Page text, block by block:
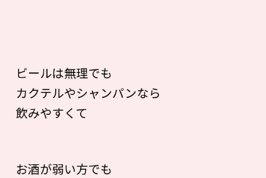
ビールは無理でも
カクテルやシャンパンなら
飲みやすくて
お酒が弱い方でも